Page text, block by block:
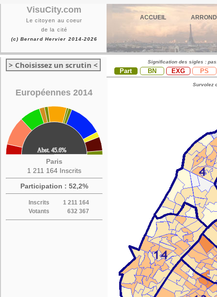
VisuCity.com
Le citoyen au coeur
de la cité
(c) Bernard Hervier 2014-2026
ACCUEIL
> Choisissez un scrutin <
Européennes 2014
Paris
1 211 164 Inscrits
Participation : 52,2%
Inscrits
1 211 164
Votants
632 367
Signification des sigles :
Part BN EXG PS
Survolez